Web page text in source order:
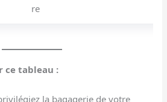
re
ce tableau :
la bagagerie de votre